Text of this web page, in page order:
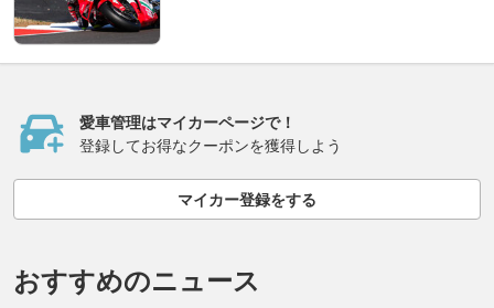
愛車管理はマイカーページで！
登録してお得なクーポンを獲得しよう
マイカー登録をする
おすすめのニュース